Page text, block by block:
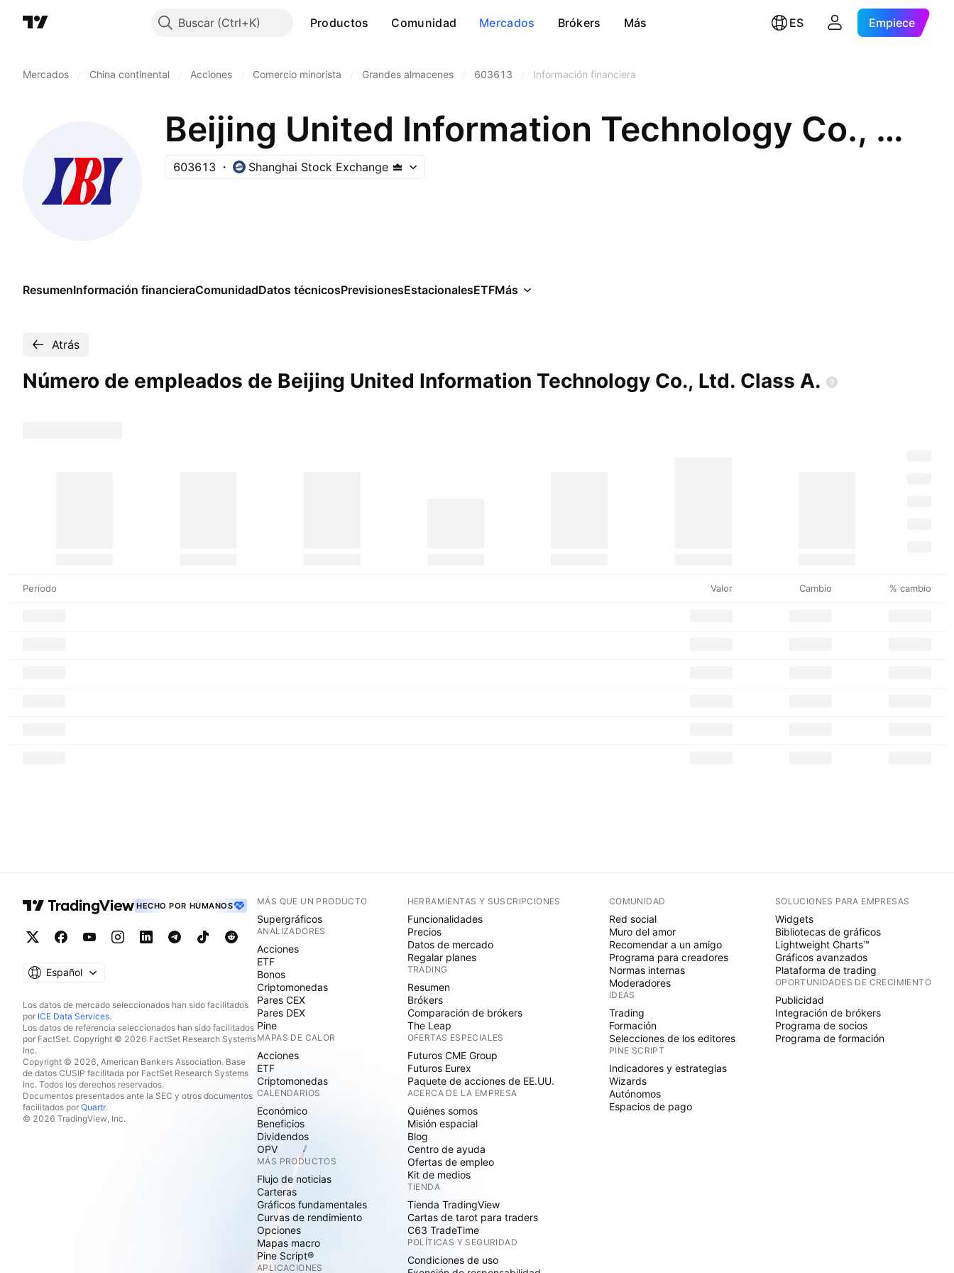
Buscar Productos Comunidad Mercados Brókers Más ES Empiece
Mercados China continental Acciones Comercio minorista Grandes almacenes 603613 Información financiera
Beijing United Information Technology Co., Ltd. Class A
603613 Shanghai Stock Exchange
ResumenInformación financieraComunidadDatos técnicosPrevisionesEstacionalesETFMás
Atrás
Número de empleados de Beijing United Information Technology Co., Ltd. Class A.
Periodo Valor Cambio % cambio
HECHO POR HUMANOS
Español
Los datos de mercado seleccionados han sido facilitados
por ICE Data Services.
Los datos de referencia seleccionados han sido facilitados
por FactSet. Copyright © 2026 FactSet Research Systems
Inc.
Copyright © 2026, American Bankers Association. Base
de datos CUSIP facilitada por FactSet Research Systems
Inc. Todos los derechos reservados.
Documentos presentados ante la SEC y otros documentos
facilitados por Quartr.
© 2026 TradingView, Inc.
MÁS QUE UN PRODUCTO
Supergráficos
ANALIZADORES
Acciones
ETF
Bonos
Criptomonedas
Pares CEX
Pares DEX
Pine
MAPAS DE CALOR
Acciones
ETF
Criptomonedas
CALENDARIOS
Económico
Beneficios
Dividendos
OPV
MÁS PRODUCTOS
Flujo de noticias
Carteras
Gráficos fundamentales
Curvas de rendimiento
Opciones
Mapas macro
Pine Script®
APLICACIONES
HERRAMIENTAS Y SUSCRIPCIONES
Funcionalidades
Precios
Datos de mercado
Regalar planes
TRADING
Resumen
Brókers
Comparación de brókers
The Leap
OFERTAS ESPECIALES
Futuros CME Group
Futuros Eurex
Paquete de acciones de EE.UU.
ACERCA DE LA EMPRESA
Quiénes somos
Misión espacial
Blog
Centro de ayuda
Ofertas de empleo
Kit de medios
TIENDA
Tienda TradingView
Cartas de tarot para traders
C63 TradeTime
POLÍTICAS Y SEGURIDAD
Condiciones de uso
COMUNIDAD
Red social
Muro del amor
Recomendar a un amigo
Programa para creadores
Normas internas
Moderadores
IDEAS
Trading
Formación
Selecciones de los editores
PINE SCRIPT
Indicadores y estrategias
Wizards
Autónomos
Espacios de pago
SOLUCIONES PARA EMPRESAS
Widgets
Bibliotecas de gráficos
Lightweight Charts™
Gráficos avanzados
Plataforma de trading
OPORTUNIDADES DE CRECIMIENTO
Publicidad
Integración de brókers
Programa de socios
Programa de formación